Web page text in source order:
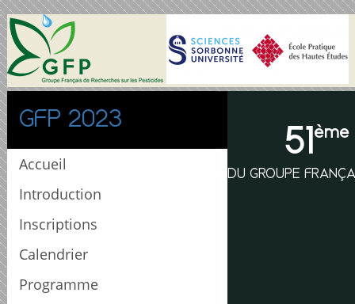
GFP 2023
Accueil
Introduction
Inscriptions
Calendrier
Programme
51ème
DU GROUPE